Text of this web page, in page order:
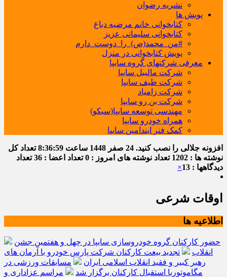
نشریه رضوان
پویش ها
کتابخوانی خانم مرضیه دباغ
کتابخوانی سلیمانی عزیز
#من_محمد(ص)_را_دوست_دارم
پویش کتابخوانی در منزل
معرفی شرکتهای گروه سایپا
شرکت مالیبل سایپا
شرکت طیف سایپا
شرکت زامیاد
شرکت بن رو سایپا
مهندسی توسعه سایپا(سیکو)
همراه خودرو سایپا
کمک فنر ایندامین سایپا
افزونه جلالی را نصب کنید. 24 صفر 1448 ساعت 8:37:00تعداد کل
نوشته ها : 1202
تعداد نوشته های امروز : 0 تعداد اعضا : 36
تعداد
دیدگاهها : 13
×
اوقات شرعی
اطلاعیه ها
حضور کارکنان گروه خودروسازی سایپا در چهل و هفتمین جشن
انقلاب
تجدید بیعت کارکنان شرکت پارس خودرو با آرمان های
رهبر کبیر و فقید انقلاب اسلامی ایران
مسابقات ورزشی در
مگاموتوربا استقبال کارکنان برگزار شد
مراسم عزاداری و